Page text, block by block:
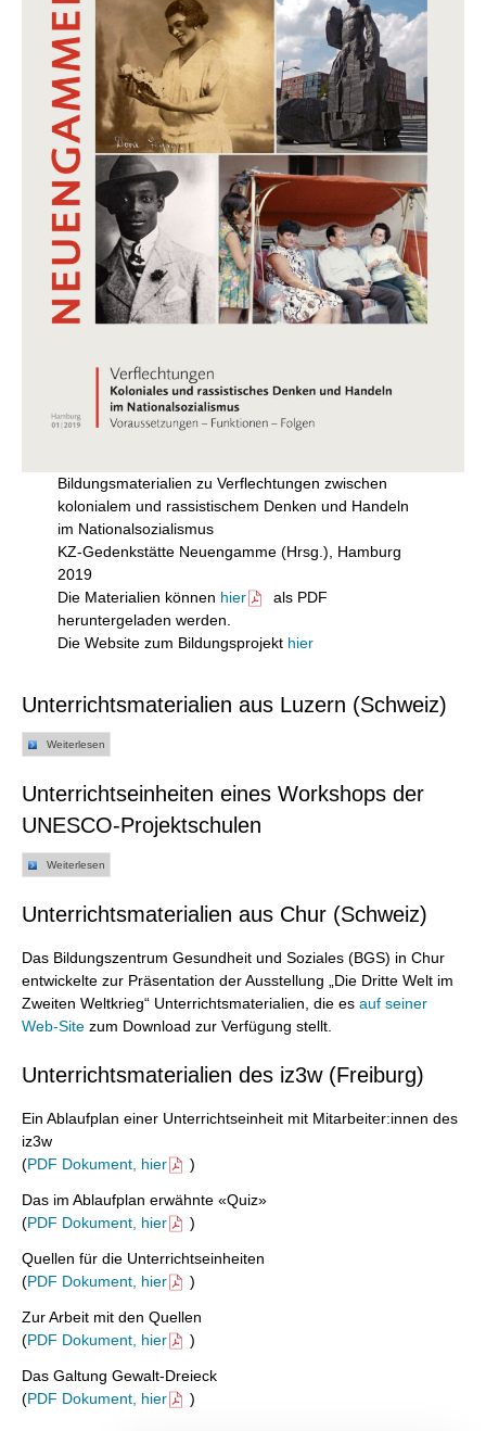
Bildungsmaterialien zu Verflechtungen zwischen
kolonialem und rassistischem Denken und Handeln
im Nationalsozialismus
KZ-Gedenkstätte Neuengamme (Hrsg.), Hamburg
2019
Die Materialien können hier
als PDF
heruntergeladen werden.
Die Website zum Bildungsprojekt hier
Unterrichtsmaterialien aus Luzern (Schweiz)
Weiterlesen
Unterrichtseinheiten eines Workshops der
UNESCO-Projektschulen
Weiterlesen
Unterrichtsmaterialien aus Chur (Schweiz)
Das Bildungszentrum Gesundheit und Soziales (BGS) in Chur
entwickelte zur Präsentation der Ausstellung „Die Dritte Welt im
Zweiten Weltkrieg“ Unterrichtsmaterialien, die es auf seiner
Web-Site zum Download zur Verfügung stellt.
Unterrichtsmaterialien des iz3w (Freiburg)
Ein Ablaufplan einer Unterrichtseinheit mit Mitarbeiter:innen des
iz3w
(PDF Dokument, hier )
Das im Ablaufplan erwähnte «Quiz»
(PDF Dokument, hier )
Quellen für die Unterrichtseinheiten
(PDF Dokument, hier )
Zur Arbeit mit den Quellen
(PDF Dokument, hier )
Das Galtung Gewalt-Dreieck
(PDF Dokument, hier )